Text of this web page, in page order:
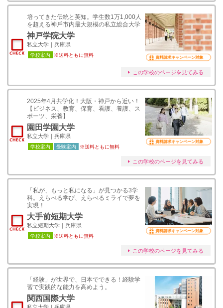
培ってきた伝統と英知。学⽣数1万1,000⼈
を超える神⼾市内最⼤規模の私立総合⼤学
神戸学院大学
私立大学｜兵庫県
学校案内 ※送料ともに無料 資料請求キャンペーン対象
この学校のページを見てみる
2025年4月共学化！大阪・神戸から近い！
【ビジネス、教育、保育、看護、養護、ス
ポーツ、栄養】
園田学園大学
私立大学｜兵庫県
学校案内 受験案内 ※送料ともに無料
資料請求キャンペーン対象
この学校のページを見てみる
「私が、もっと私になる」が見つかる3学
科。えらべる学び、えらべるミライで夢を
実現！
大手前短期大学
私立短期大学｜兵庫県
学校案内 ※送料ともに無料
資料請求キャンペーン対象
この学校のページを見てみる
「経験」が世界で、日本でできる！経験学
習で実践的な能力を高めよう。
関西国際大学